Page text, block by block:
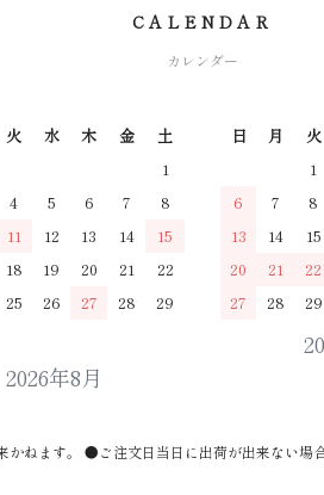
CALENDAR
カレンダー
2026年8月
火 水 木 金
土
1
4 5 6 7
8
11 12 13 14
15
18 19 20 21
22
25 26 27 28
29
日 月 火
1
6
7 8
13
14 15
20
21 22
27
28 29
ねます。 ●ご注文日当日に出荷が出来ない場合